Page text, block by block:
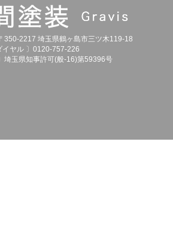
350-2217 埼玉県鶴ヶ島市三ツ木119-18
イヤル 〕0120-757-226
埼玉県知事許可(般-16)第59396号